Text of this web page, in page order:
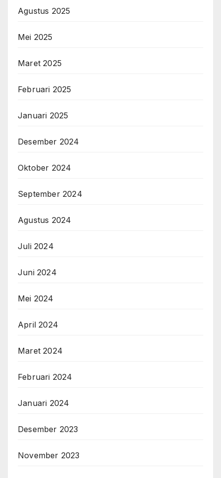
Agustus 2025
Mei 2025
Maret 2025
Februari 2025
Januari 2025
Desember 2024
Oktober 2024
September 2024
Agustus 2024
Juli 2024
Juni 2024
Mei 2024
April 2024
Maret 2024
Februari 2024
Januari 2024
Desember 2023
November 2023